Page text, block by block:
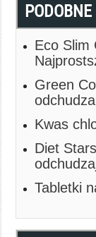
Eco
Green
Kwas
Diet
Tabletki